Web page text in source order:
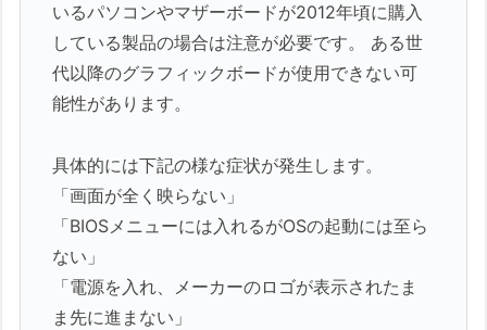
いるパソコンやマザーボードが2012年頃に購入
している製品の場合は注意が必要です。 ある世
代以降のグラフィックボードが使用できない可
能性があります。
具体的には下記の様な症状が発生します。
「画面が全く映らない」
「BIOSメニューには入れるがOSの起動には至ら
ない」
「電源を入れ、メーカーのロゴが表示されたま
ま先に進まない」